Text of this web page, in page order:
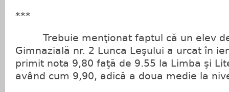
***
Trebuie menţionat faptul că un elev de
Gimnazială nr. 2 Lunca Leşului a urcat în
primit nota 9,80 faţă de 9.55 la Limba şi
având cum 9,90, adică a doua medie la